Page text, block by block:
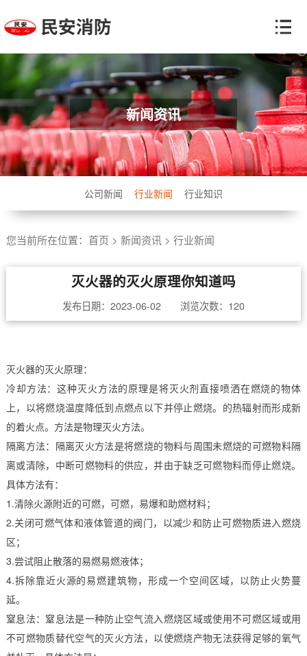
新闻资讯
公司新闻 行业新闻 行业知识
您当前所在位置： 首页 > 新闻资讯 > 行业新闻
灭火器的灭火原理你知道吗
发布日期：2023-06-02 浏览次数： 120
灭火器的灭火原理：
冷却方法：这种灭火方法的原理是将灭火剂直接喷洒在燃烧的物体
上，以将燃烧温度降低到点燃点以下并停止燃烧。的热辐射而形成新
的着火点。方法是物理灭火方法。
隔离方法：隔离灭火方法是将燃烧的物料与周围未燃烧的可燃物料隔
离或清除，中断可燃物料的供应，并由于缺乏可燃物料而停止燃烧。
具体方法有：
1.清除火源附近的可燃，可燃，易爆和助燃材料；
2.关闭可燃气体和液体管道的阀门，以减少和防止可燃物质进入燃烧
区；
3.尝试阻止散落的易燃易燃液体；
4.拆除靠近火源的易燃建筑物，形成一个空间区域，以防止火势蔓
延。
窒息法：窒息法是一种防止空气流入燃烧区域或使用不可燃区域或用
不可燃物质替代空气的灭火方法，以使燃烧产物无法获得足够的氧气